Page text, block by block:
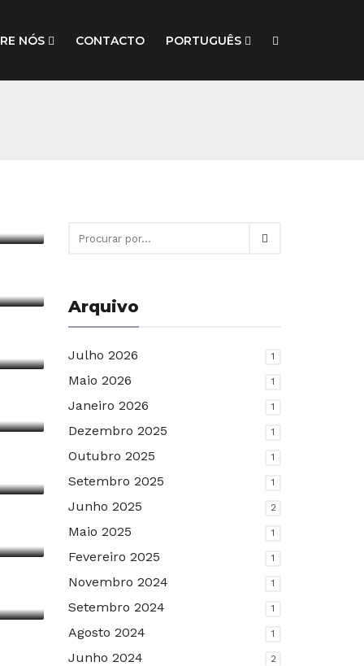
NÓS CONTACTO PORTUGUÊS
Arquivo
Julho 2026 1
Maio 2026 1
Janeiro 2026 1
Dezembro 2025 1
Outubro 2025 1
Setembro 2025 1
Junho 2025 2
Maio 2025 1
Fevereiro 2025 1
Novembro 2024 1
Setembro 2024 1
Agosto 2024 1
Junho 2024 2